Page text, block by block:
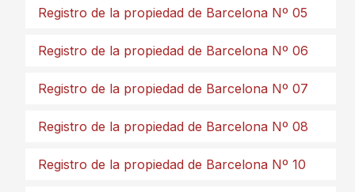
Registro de la propiedad de Barcelona Nº 05
Registro de la propiedad de Barcelona Nº 06
Registro de la propiedad de Barcelona Nº 07
Registro de la propiedad de Barcelona Nº 08
Registro de la propiedad de Barcelona Nº 10